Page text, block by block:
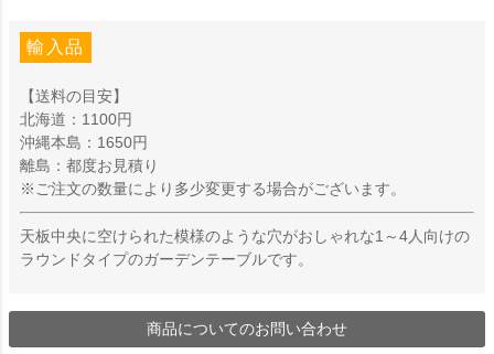
輸入品
【送料の目安】
北海道：1100円
沖縄本島：1650円
離島：都度お見積り
※ご注文の数量により多少変更する場合がございます。
天板中央に空けられた模様のような穴がおしゃれな1～4人向けの
ラウンドタイプのガーデンテーブルです。
商品についてのお問い合わせ